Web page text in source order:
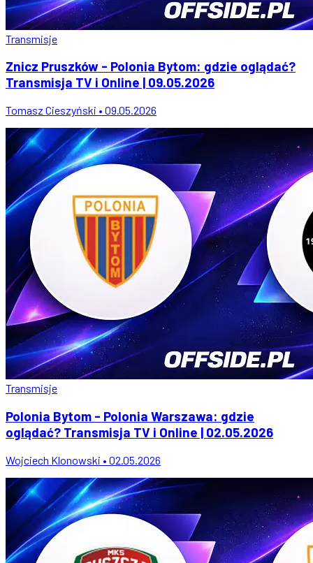
Transmisje
Znicz Pruszków - Polonia Bytom: gdzie oglądać?
Transmisja TV i Online | 09.05.2026
Tomasz Cieszyński • 09.05.2026
Transmisje
Polonia Bytom - Polonia Warszawa: gdzie
oglądać? Transmisja TV i Online | 02.05.2026
Wojciech Klonowski • 02.05.2026